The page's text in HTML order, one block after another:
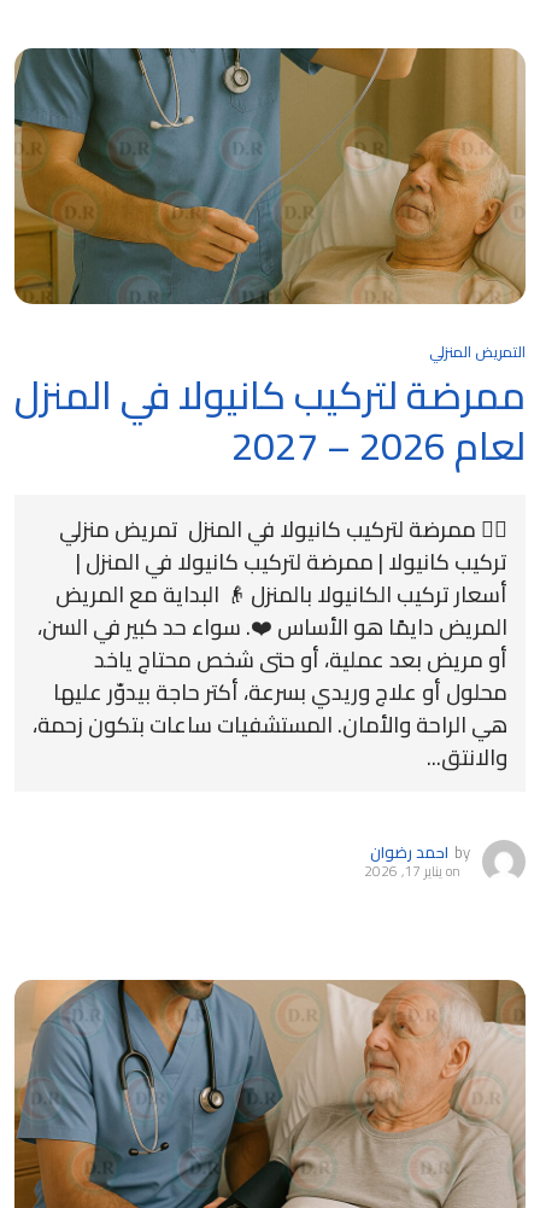
التمريض المنزلي
ممرضة لتركيب كانيولا في المنزل
لعام 2026 – 2027
👩‍⚕️ ممرضة لتركيب كانيولا في المنزل تمريض منزلي
تركيب كانيولا | ممرضة لتركيب كانيولا في المنزل |
أسعار تركيب الكانيولا بالمنزل 👴 البداية مع المريض
المريض دايمًا هو الأساس ❤️. سواء حد كبير في السن،
أو مريض بعد عملية، أو حتى شخص محتاج ياخد
محلول أو علاج وريدي بسرعة، أكتر حاجة بيدوّر عليها
هي الراحة والأمان. المستشفيات ساعات بتكون زحمة،
والانتق...
by احمد رضوان
onيناير 17, 2026